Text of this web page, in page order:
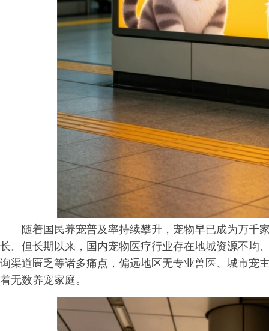
随着国民养宠普及率持续攀升，宠物早已成为万千
长。但长期以来，国内宠物医疗行业存在地域资源不均
询渠道匮乏等诸多痛点，偏远地区无专业兽医、城市宠
着无数养宠家庭。